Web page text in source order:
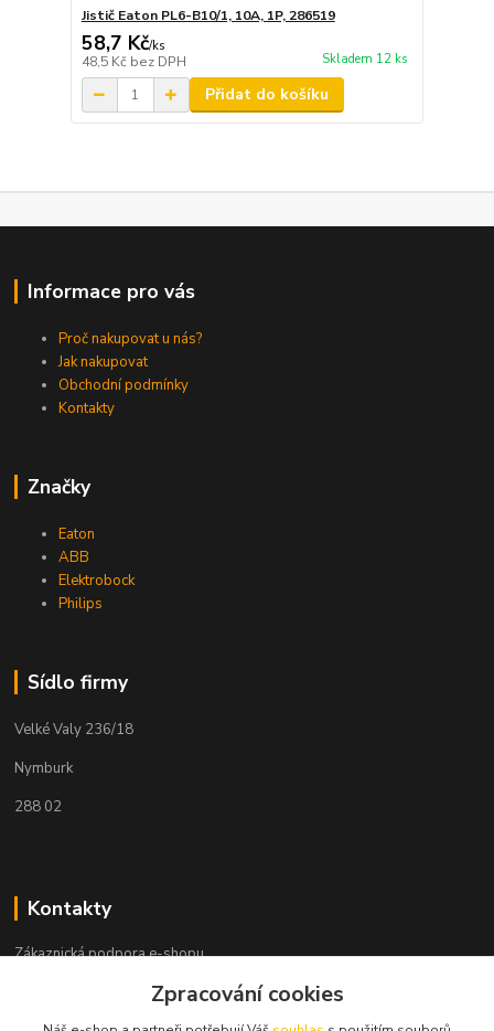
Jistič Eaton PL6-B10/1, 10A, 1P, 286519
58,7 Kč/ks
48,5 Kč bez DPH Skladem 12 ks
Přidat do košíku
Informace pro vás
Proč nakupovat u nás?
Jak nakupovat
Obchodní podmínky
Kontakty
Značky
Eaton
ABB
Elektrobock
Philips
Sídlo firmy
Velké Valy 236/18
Nymburk
288 02
Kontakty
Zákaznická podpora e-shopu
Zpracování cookies